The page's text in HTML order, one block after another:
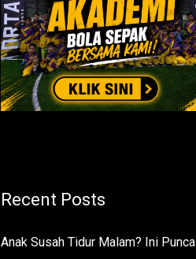
:
Recent Posts
Anak Susah Tidur Malam? Ini Punca